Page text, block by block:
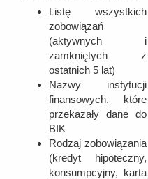
Listę wszystkich
zobowiązań
(aktywnych i
zamkniętych z
ostatnich 5 lat)
Nazwy instytucji
finansowych, które
przekazały dane do
BIK
Rodzaj zobowiązania
(kredyt hipoteczny,
konsumpcyjny, karta